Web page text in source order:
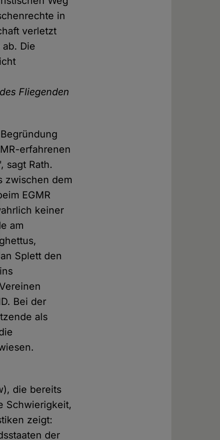
in
verletzt
Die
Fliegenden
erfahrenen
sagt Rath.
zwischen dem
EGMR
keiner
am
Splett den
Bei der
als
die bereits
Schwierigkeit,
zeigt:
der